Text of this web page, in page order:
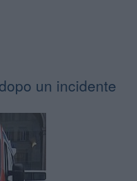
un incidente